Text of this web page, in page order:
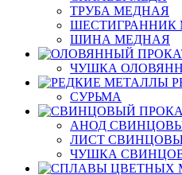
ТРУБА МЕДНАЯ
ШЕСТИГРАННИК
ШИНА МЕДНАЯ
ЧУШКА
СУРЬМА
АНОД
ЛИСТ
ЧУШКА